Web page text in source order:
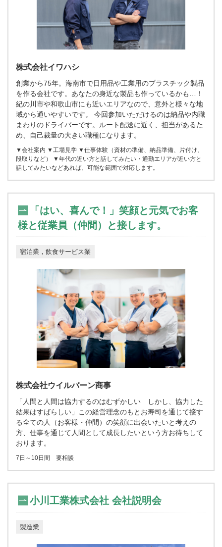
株式会社イワハシ
創業から75年。海南市で日用品や工業用のプラスチック製品
を作る会社です。あなたの身近な製品も作っているかも…！
紀の川市や和歌山市にも近いエリアなので、意外と様々な地
域から通いやすいです。 今回参加いただけるのは納品や内職
まわりのドライバーです。ルート配送に近く、担当があるた
め、自己裁量の大きい職種になります。
▼会社案内 ▼工場見学 ▼仕事体験（資材の準備、納品準備、片付け、
段取りなど） ▼年代の近い方と話してみたい・通勤エリアが近い方と
話してみたいなどあれば、可能な範囲で対応します。
「はい、喜んで！」笑顔と元気でお客
様と従業員（仲間）と接します。
宿泊業，飲食サービス業
株式会社ウイルバーン商事
「人間と人間は協力するのはむずかしい しかし、協力した
結果はすばらしい」この経営理念のもとお寿司を通じて接す
る全ての人（お客様・仲間）の笑顔に出会いたいと考えの
方、仕事を通じて人間として成長したいという方お待ちして
おります。
7日～10日間 要相談
小川工業株式会社 会社説明会
製造業